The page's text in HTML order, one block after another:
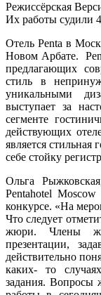
Режиссёрская
Их работы судили
Отель Penta в
Новом Арбате.
предлагающих
стиль в
уникальными
выступает за
сегменте
действующих
является стильная
себе стойку
Ольга
Pentahotel
конкурсе. «На
Что следует
жюри. Члены
презентации,
действительно
каких- то
задания. Вопросы